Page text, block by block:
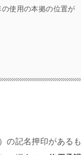
使用の本拠の位置が
の記名押印があるも